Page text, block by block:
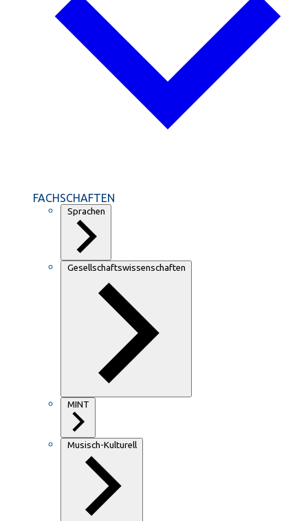
FACHSCHAFTEN
Sprachen
Gesellschaftswissenschaften
MINT
Musisch-Kulturell